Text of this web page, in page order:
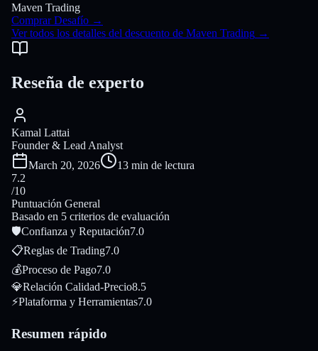
Maven Trading
Comprar Desafío →
Ver todos los detalles del descuento de Maven Trading →
Reseña de experto
Kamal Lattai
Founder & Lead Analyst
March 20, 2026
13 min de lectura
7.2
/10
Puntuación General
Basado en 5 criterios de evaluación
🛡Confianza y Reputación7.0
📋Reglas de Trading7.0
💰Proceso de Pago7.0
💎Relación Calidad-Precio8.5
⚡Plataforma y Herramientas7.0
Resumen rápido